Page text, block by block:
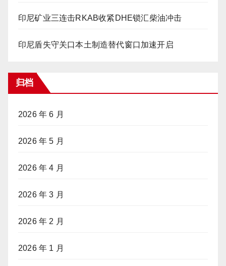
印尼矿业三连击RKAB收紧DHE锁汇柴油冲击
印尼盾失守关口本土制造替代窗口加速开启
归档
2026 年 6 月
2026 年 5 月
2026 年 4 月
2026 年 3 月
2026 年 2 月
2026 年 1 月